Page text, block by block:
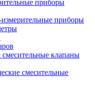
приборы
приборы
смесительные клапаны
смесительные